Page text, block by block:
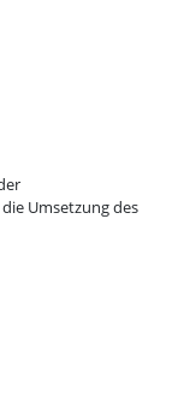
Umsetzung des